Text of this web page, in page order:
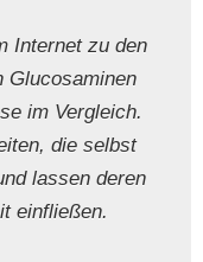
Internet zu den
Glucosaminen
im Vergleich.
die selbst
lassen deren
einfließen.